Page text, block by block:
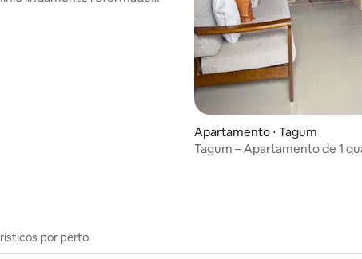
Apartamento ⋅ Tagum
Tagum – Apartamento de 1
por perto